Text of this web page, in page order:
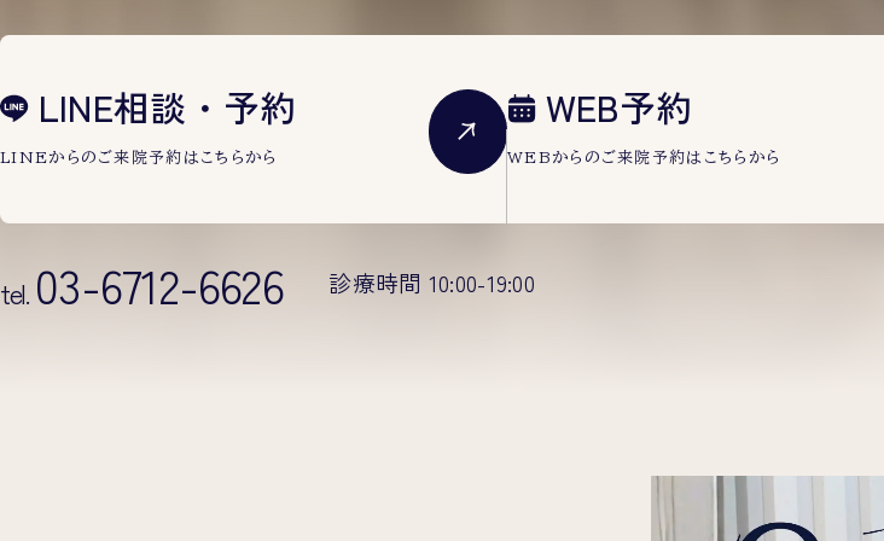
LINE相談・予約
LINEからのご来院予約は こちらから
WEB予約
WEBからのご来院予約は こちらから
tel. 03-6712-6626 診療時間 10:00-19:00